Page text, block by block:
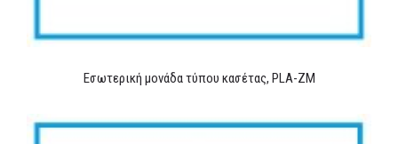
Εσωτερική μονάδα τύπου κασέτας, PLA-ZM